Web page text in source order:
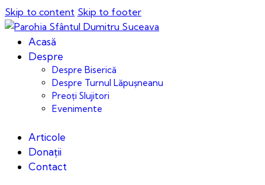
Skip to content Skip to footer
Acasă
Despre
Despre Biserică
Despre Turnul Lăpușneanu
Preoți Slujitori
Evenimente
Articole
Donații
Contact